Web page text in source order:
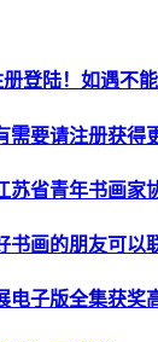
登陆！如遇不
需要请注册获得
省青年书画家
书画的朋友可以
电子版全集获奖